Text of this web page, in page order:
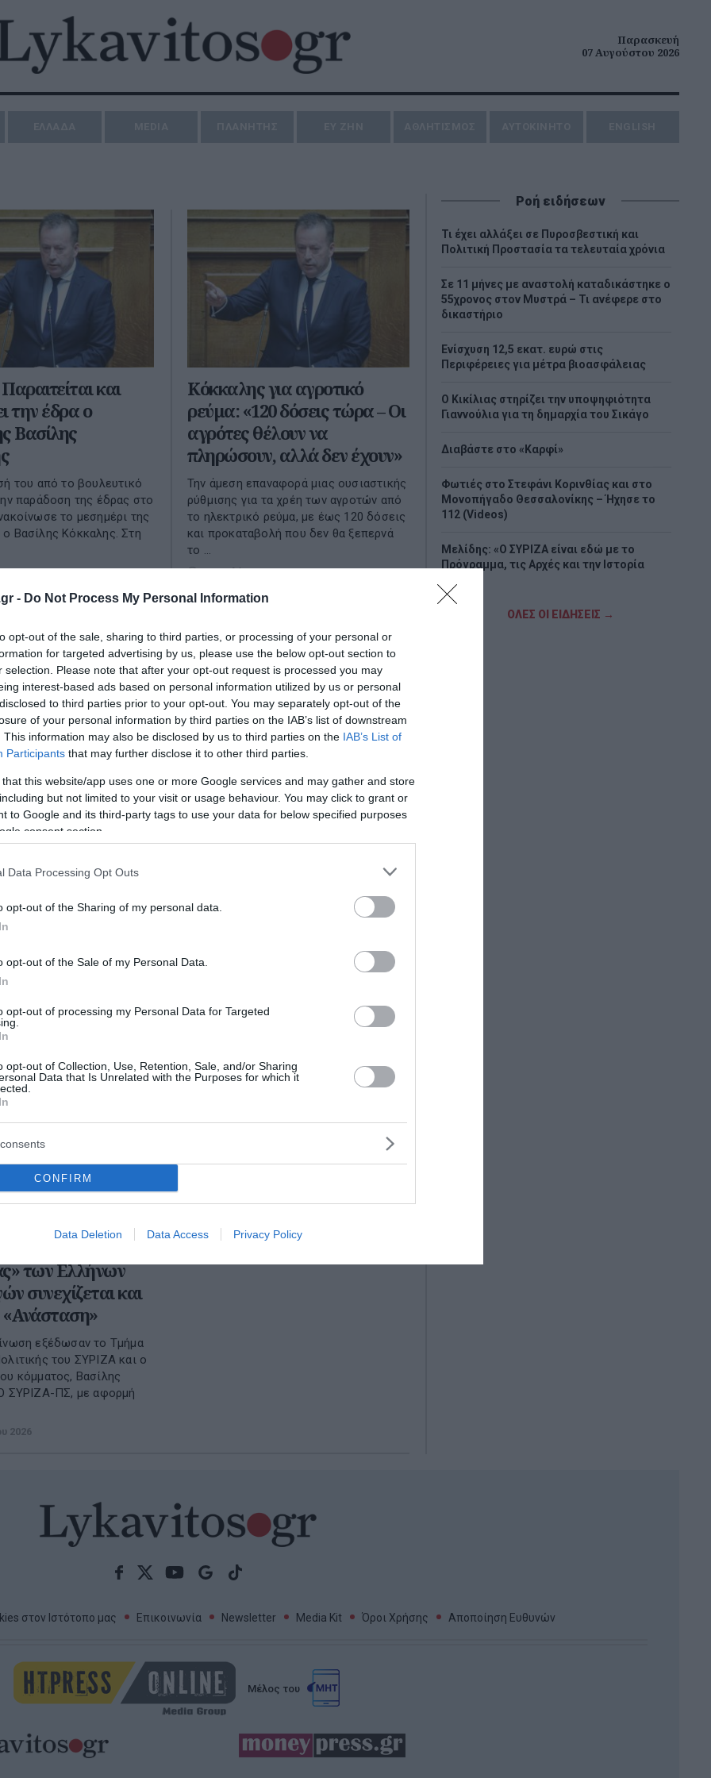
- Do Not Process My Personal Information
opt-out of the sale, sharing to third parties, or processing of your personal or
for targeted advertising by us, please use the below opt-out section to
selection. Please note that after your opt-out request is processed you may
interest-based ads based on personal information utilized by us or personal
to third parties prior to your opt-out. You may separately opt-out of the
of your personal information by third parties on the IAB’s list of downstream
This information may also be disclosed by us to third parties on the IAB’s List of
Participants that may further disclose it to other third parties.
that this website/app uses one or more Google services and may gather and store
but not limited to your visit or usage behaviour. You may click to grant or
to Google and its third-party tags to use your data for below specified purposes
consent section.
Data Processing Opt Outs
opt-out of the Sharing of my personal data.
opt-out of the Sale of my Personal Data.
opt-out of processing my Personal Data for Targeted
opt-out of Collection, Use, Retention, Sale, and/or Sharing
Data that Is Unrelated with the Purposes for which it
CONFIRM
Data Deletion Data Access Privacy Policy
Παρασκευή
07 Αυγούστου 2026
και
την έδρα ο
Βασίλης
του από το βουλευτικό
παράδοση της έδρας στο
το μεσημέρι της
Βασίλης Κόκκαλης. Στη
Κόκκαλης για αγροτικό
ρεύμα: «120 δόσεις τώρα – Οι
αγρότες θέλουν να
πληρώσουν, αλλά δεν έχουν»
Την άμεση επαναφορά μιας ουσιαστικής
ρύθμισης για τα χρέη των αγροτών από
το ηλεκτρικό ρεύμα, με έως 120 δόσεις
και προκαταβολή που δεν θα ξεπερνά
το ...
14 Ιουλίου 2026
«Καταρρέει το
την ευλογιά –
προχωρά η λύση
η Ευρώπη;»
απαντήσεις για τη
ευλογιάς των
και για τις επιλογές που
Κόκκαλης: Να
στις αποζημιώσεις
επλήγησαν από ζωονόσους ο
Τομεάρχης Αγροτικής Ανάπτυξης και
08 Μαΐου 2026
των Ελλήνων
συνεχίζεται και
«Ανάσταση»
εξέδωσαν το Τμήμα
του ΣΥΡΙΖΑ και ο
κόμματος, Βασίλης
ΣΥΡΙΖΑ-ΠΣ, με αφορμή
2026
Ροή ειδήσεων
Τι έχει αλλάξει σε Πυροσβεστική και
Πολιτική Προστασία τα τελευταία χρόνια
Σε 11 μήνες με αναστολή καταδικάστηκε ο
55χρονος στον Μυστρά – Τι ανέφερε στο
δικαστήριο
Ενίσχυση 12,5 εκατ. ευρώ στις
Περιφέρειες για μέτρα βιοασφάλειας
Ο Κικίλιας στηρίζει την υποψηφιότητα
Γιαννούλια για τη δημαρχία του Σικάγο
Διαβάστε στο «Καρφί»
Φωτιές στο Στεφάνι Κορινθίας και στο
Μονοπήγαδο Θεσσαλονίκης – Ήχησε το
112 (Videos)
Μελίδης: «Ο ΣΥΡΙΖΑ είναι εδώ με το
Πρόγραμμα, τις Αρχές και την Ιστορία
Σαμοθράκη: Ιταλίδα έχασε τις αισθήσεις
ΟΛΕΣ ΟΙ ΕΙΔΗΣΕΙΣ →
στον Ιστότοπο μας Επικοινωνία Newsletter Media Kit Όροι Χρήσης Αποποίηση Ευθυνών
Μέλος του